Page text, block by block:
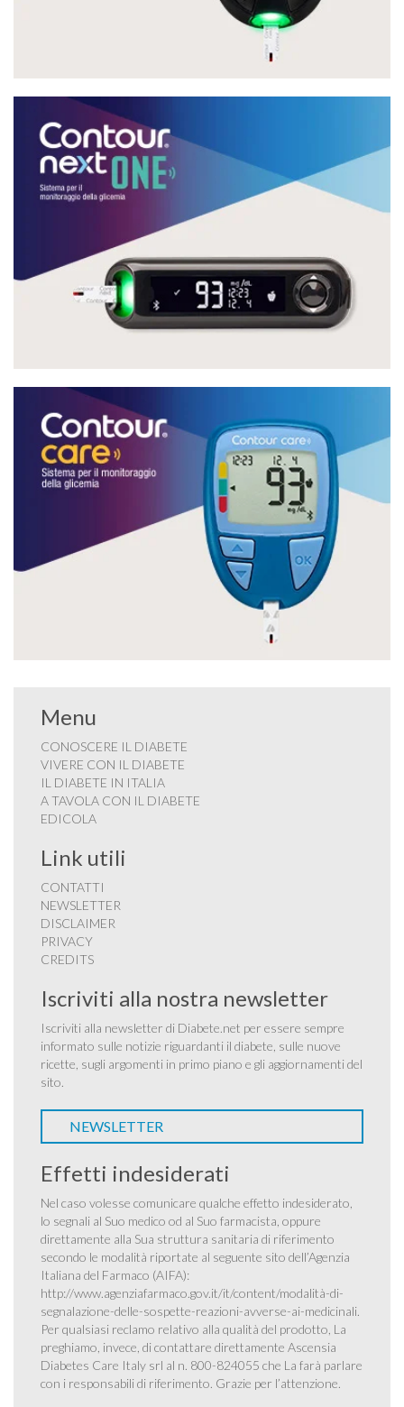
Menu
CONOSCERE IL DIABETE
VIVERE CON IL DIABETE
IL DIABETE IN ITALIA
A TAVOLA CON IL DIABETE
EDICOLA
Link utili
CONTATTI
NEWSLETTER
DISCLAIMER
PRIVACY
CREDITS
Iscriviti alla nostra newsletter
Iscriviti alla newsletter di Diabete.net per essere sempre
informato sulle notizie riguardanti il diabete, sulle nuove
ricette, sugli argomenti in primo piano e gli aggiornamenti del
sito.
NEWSLETTER
Effetti indesiderati
Nel caso volesse comunicare qualche effetto indesiderato,
lo segnali al Suo medico od al Suo farmacista, oppure
direttamente alla Sua struttura sanitaria di riferimento
secondo le modalità riportate al seguente sito dell’Agenzia
Italiana del Farmaco (AIFA):
http://www.agenziafarmaco.gov.it/it/content/modalità-di-
segnalazione-delle-sospette-reazioni-avverse-ai-medicinali.
Per qualsiasi reclamo relativo alla qualità del prodotto, La
preghiamo, invece, di contattare direttamente Ascensia
Diabetes Care Italy srl al n. 800-824055 che La farà parlare
con i responsabili di riferimento. Grazie per l’attenzione.